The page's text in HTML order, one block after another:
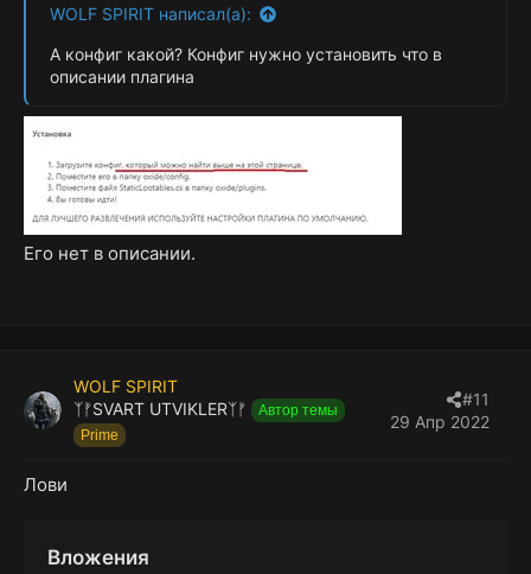
WOLF SPIRIT написал(а):
А конфиг какой? Конфиг нужно установить что в
описании плагина
Его нет в описании.
WOLF SPIRIT
ᛉᚠSVART UTVIKLERᛉᚠ
Автор темы
Prime
29 Апр 2022
#11
Лови
Вложения